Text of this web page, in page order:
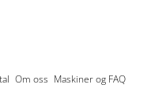
Om oss Maskiner og FAQ